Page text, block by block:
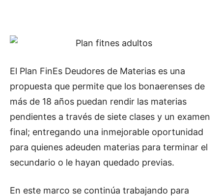
El Plan FinEs Deudores de Materias es una
propuesta que permite que los bonaerenses de
más de 18 años puedan rendir las materias
pendientes a través de siete clases y un examen
final; entregando una inmejorable oportunidad
para quienes adeuden materias para terminar el
secundario o le hayan quedado previas.
En este marco se continúa trabajando para